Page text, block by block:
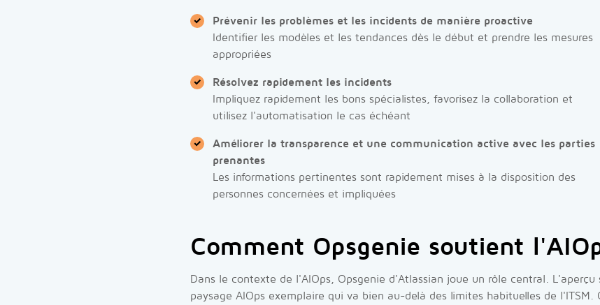
Prévenir les problèmes et les incidents de manière proactive
Identifier les modèles et les tendances dès le début et prendre les mesures
appropriées
Résolvez rapidement les incidents
Impliquez rapidement les bons spécialistes, favorisez la collaboration et
utilisez l'automatisation le cas échéant
Améliorer la transparence et une communication active avec les parties
prenantes
Les informations pertinentes sont rapidement mises à la disposition des
personnes concernées et impliquées
Comment Opsgenie soutient
Dans le contexte de l'AIOps, Opsgenie d'Atlassian joue un rôle central. L'aperçu
paysage AIOps exemplaire qui va bien au-delà des limites habituelles de